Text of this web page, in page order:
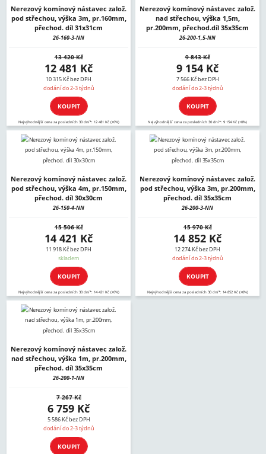
Nerezový komínový nástavec založ.
pod střechou, výška 3m, pr.160mm,
přechod. díl 31x31cm
26-160-3-NN
13 420 Kč
12 481 Kč
10 315 Kč bez DPH
dodání do 2-3 týdnů
KOUPIT
Nejvýhodnější cena za posledních 30 dní*: 12 481 Kč (+0%)
Nerezový komínový nástavec založ.
nad střechou, výška 1,5m,
pr.200mm, přechod.díl 35x35cm
26-200-1,5-NN
9 843 Kč
9 154 Kč
7 566 Kč bez DPH
dodání do 2-3 týdnů
KOUPIT
Nejvýhodnější cena za posledních 30 dní*: 9 154 Kč (+0%)
Nerezový komínový nástavec založ.
pod střechou, výška 4m, pr.150mm,
přechod. díl 30x30cm
26-150-4-NN
15 506 Kč
14 421 Kč
11 918 Kč bez DPH
skladem
KOUPIT
Nejvýhodnější cena za posledních 30 dní*: 14 421 Kč (+0%)
Nerezový komínový nástavec založ.
pod střechou, výška 3m, pr.200mm,
přechod. díl 35x35cm
26-200-3-NN
15 970 Kč
14 852 Kč
12 274 Kč bez DPH
dodání do 2-3 týdnů
KOUPIT
Nejvýhodnější cena za posledních 30 dní*: 14 852 Kč (+0%)
Nerezový komínový nástavec založ.
nad střechou, výška 1m, pr.200mm,
přechod. díl 35x35cm
26-200-1-NN
7 267 Kč
6 759 Kč
5 586 Kč bez DPH
dodání do 2-3 týdnů
KOUPIT